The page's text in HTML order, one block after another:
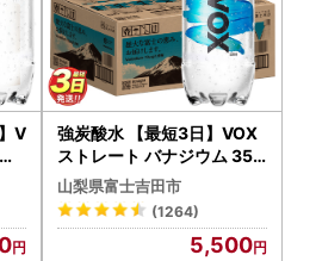
づき、ふるさと納税の対象となる
ました。
10月1日から令和8年9月30日まで
い合わせ窓口
V
強炭酸水 【最短3日】VOX
ストレート バナジウム 35
本 500ml 【富士吉田市限
定カートン】炭酸
山梨県富士吉田市
(1264)
5,500